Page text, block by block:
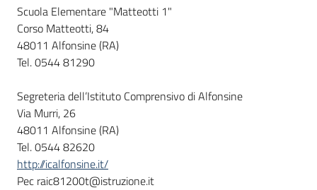
Scuola Elementare "Matteotti 1"
Corso Matteotti, 84
48011 Alfonsine (RA)
Tel. 0544 81290
Segreteria dell’Istituto Comprensivo di Alfonsine
Via Murri, 26
48011 Alfonsine (RA)
Tel. 0544 82620
http://icalfonsine.it/
Pec raic81200t@istruzione.it